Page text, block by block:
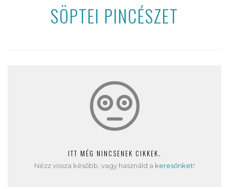
SÖPTEI PINCÉSZET
ITT MÉG NINCSENEK CIKKEK.
Nézz vissza később, vagy használd a keresőnket!